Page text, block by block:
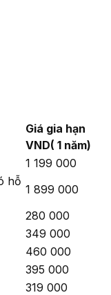
Giá gia hạn
VND( 1 năm)
1 199 000
hỗ
1 899 000
280 000
349 000
460 000
395 000
319 000